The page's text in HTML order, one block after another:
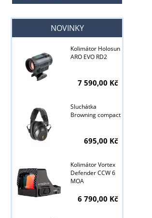
NOVINKY
Kolimátor Holosun
ARO EVO RD2
7 590,00 Kč
Sluchátka
Browning compact
695,00 Kč
Kolimátor Vortex
Defender CCW 6
MOA
6 790,00 Kč